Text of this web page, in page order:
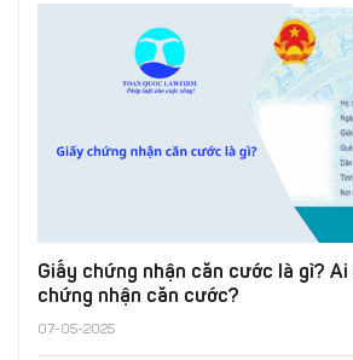
Giấy chứng nhận căn cước là gì?
chứng nhận căn cước?
07-05-2025